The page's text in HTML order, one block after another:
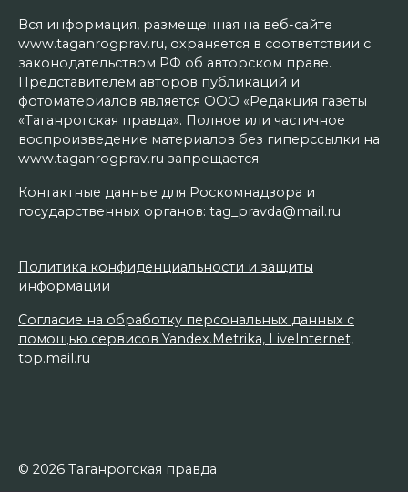
Вся информация, размещенная на веб-сайте
www.taganrogprav.ru, охраняется в соответствии с
законодательством РФ об авторском праве.
Представителем авторов публикаций и
фотоматериалов является ООО «Редакция газеты
«Таганрогская правда». Полное или частичное
воспроизведение материалов без гиперссылки на
www.taganrogprav.ru запрещается.
Контактные данные для Роскомнадзора и
государственных органов: tag_pravda@mail.ru
Политика конфиденциальности и защиты
информации
Согласие на обработку персональных данных с
помощью сервисов Yandex.Metrika, LiveInternet,
top.mail.ru
© 2026 Таганрогская правда